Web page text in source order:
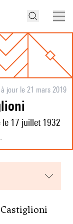
jour le 21 mars 2019
le 17 juillet 1932